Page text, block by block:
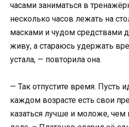
часами заниматься в
несколько часов лежать на
масками и чудом средствами
живу, а стараюсь удержать
устала, — повторила она.
— Так отпустите время. Пусть
каждом возрасте есть свои
казаться лучше и моложе,